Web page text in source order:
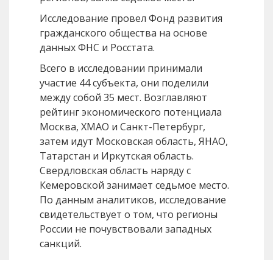
Исследование провел Фонд развития
гражданского общества на основе
данных ФНС и Росстата.
Всего в исследовании принимали
участие 44 субъекта, они поделили
между собой 35 мест. Возглавляют
рейтинг экономического потенциала
Москва, ХМАО и Санкт-Петербург,
затем идут Московская область, ЯНАО,
Татарстан и Иркутская область.
Свердловская область наряду с
Кемеровской занимает седьмое место.
По данным аналитиков, исследование
свидетельствует о том, что регионы
России не почувствовали западных
санкций.